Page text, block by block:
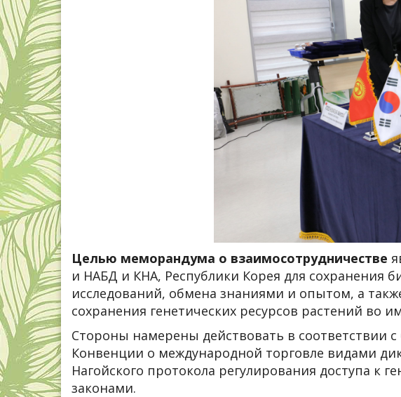
Целью меморандума о взаимосотрудничестве
и НАБД и КНА, Республики Корея для сохранения
исследований, обмена знаниями и опытом, а
сохранения генетических ресурсов растений во
Стороны намерены действовать в соответствии
Конвенции о международной торговле видами
Нагойского протокола регулирования доступа к
законами.